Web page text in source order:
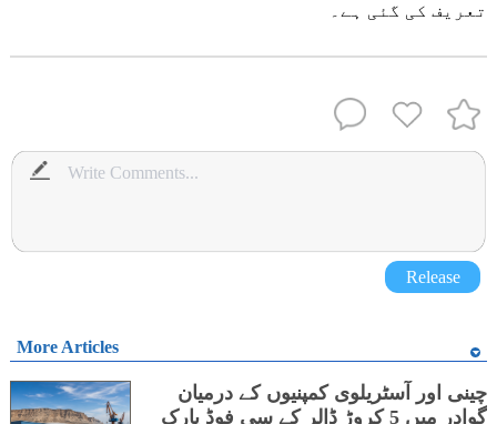
تعریف کی گئی ہے۔
Release
More Articles
چینی اور آسٹریلوی کمپنیوں کے درمیان
گوادر میں 5 کروڑ ڈالر کے سی فوڈ پارک